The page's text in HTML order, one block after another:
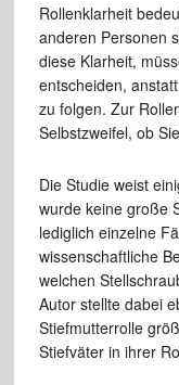
Rollenklarheit
anderen Personen
diese Klarheit,
entscheiden,
zu folgen. Zur
Selbstzweifel, ob
Die Studie weist
wurde keine große
lediglich einzelne
wissenschaftliche
welchen
Autor stellte dabei
Stiefmutterrolle
Stiefväter in ihrer